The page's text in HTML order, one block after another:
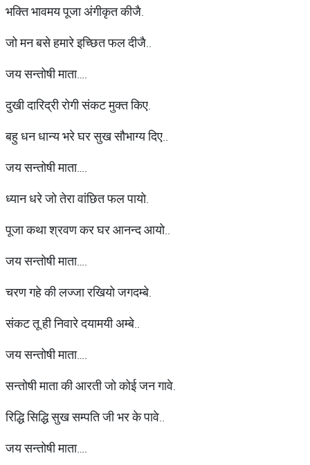
भक्ति भावमय पूजा अंगीकृत कीजै.
जो मन बसे हमारे इच्छित फल दीजै..
जय सन्तोषी माता….
दुखी दारिद्री रोगी संकट मुक्त किए.
बहु धन धान्य भरे घर सुख सौभाग्य दिए..
जय सन्तोषी माता….
ध्यान धरे जो तेरा वांछित फल पायो.
पूजा कथा श्रवण कर घर आनन्द आयो..
जय सन्तोषी माता….
चरण गहे की लज्जा रखियो जगदम्बे.
संकट तू ही निवारे दयामयी अम्बे..
जय सन्तोषी माता….
सन्तोषी माता की आरती जो कोई जन गावे.
रिद्धि सिद्धि सुख सम्पति जी भर के पावे..
जय सन्तोषी माता….